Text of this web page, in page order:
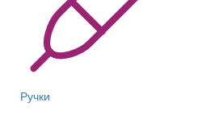
Ручки